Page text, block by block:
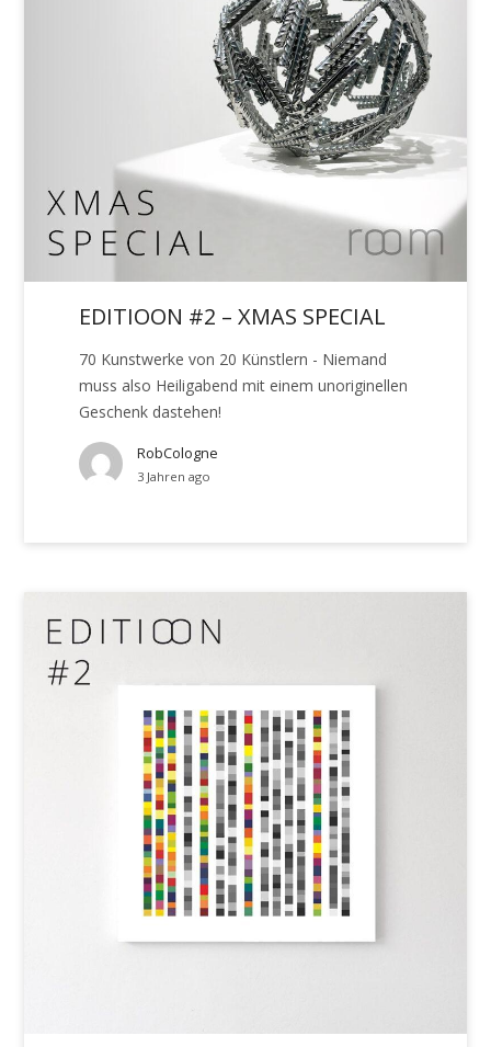
EDITIOON #2 – XMAS SPECIAL
70 Kunstwerke von 20 Künstlern - Niemand
muss also Heiligabend mit einem unoriginellen
Geschenk dastehen!
RobCologne
3 Jahren ago